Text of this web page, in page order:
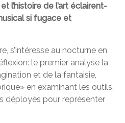
l’histoire de l’art éclairent-
si fugace et
s’intéresse au nocturne en
le premier analyse la
et de la fantaisie,
en examinant les outils,
déployés pour représenter